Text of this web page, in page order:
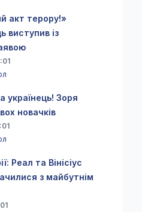
акт терору!»
виступив із
українець! Зоря
новачків
Реал та Вінісіус
з майбутнім